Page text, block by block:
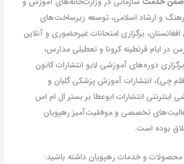
و ارشاد اسلامی، توسعه زیرساخت‌های
برگزاری امتحانات غیرحضوری و آنلاین
در ایام قرنطینه کرونا و تعطیلی مدارس،
دوره‌های آموزشی لایو انتشارات کانون
چی)، انتشارات آموزش پزشکی گلبان و
اینترنتی انتشارات ابوعطا بر بستر ال ام اس
تخصصی و موفقیت‌آمیز رهپویان
بوده است.
محصولات و خدمات رهپویان داشته باشید: